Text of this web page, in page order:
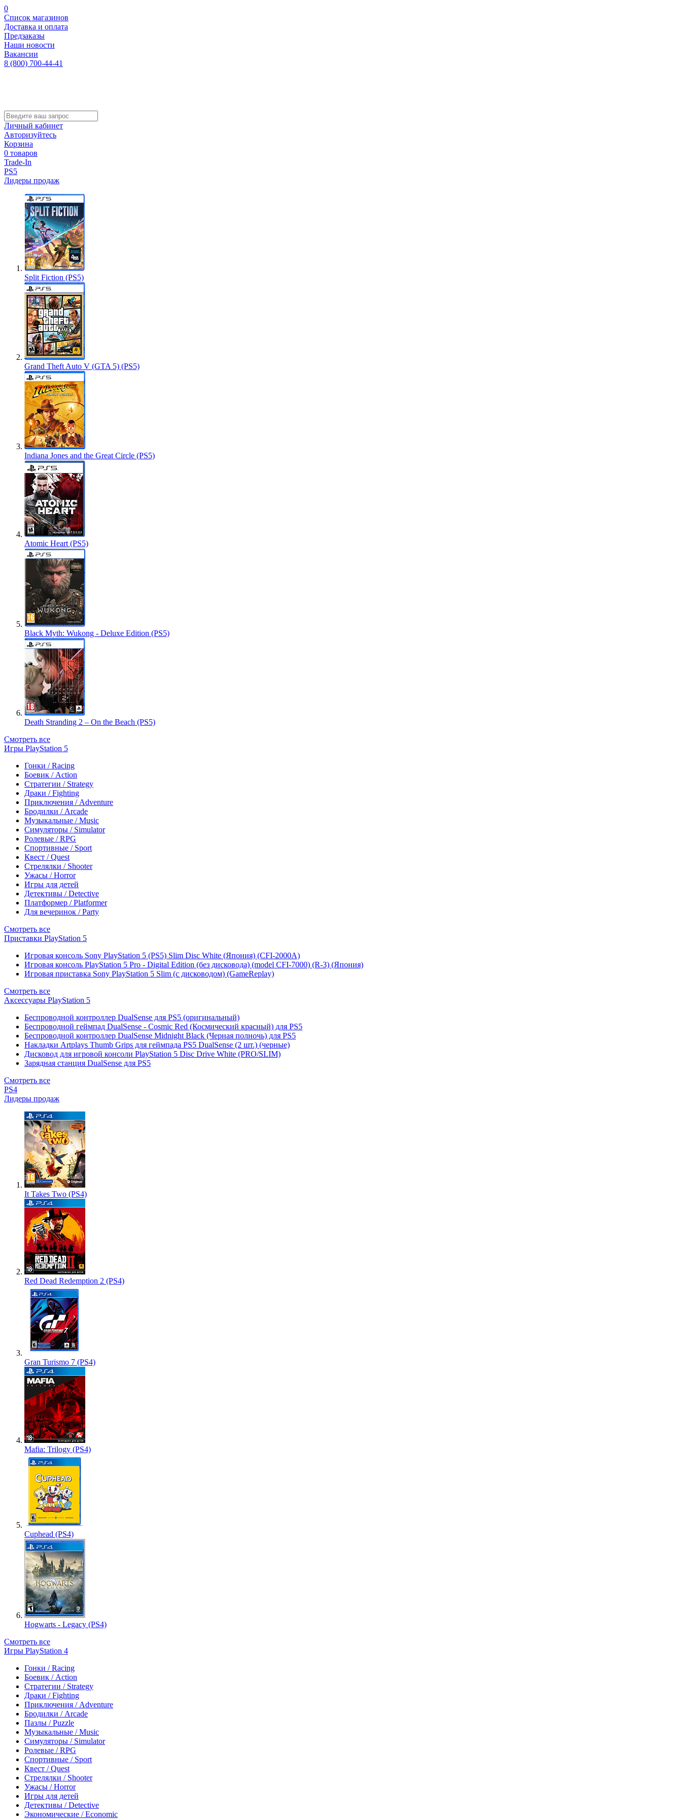
0
Список магазинов
Доставка и оплата
Предзаказы
Наши новости
Вакансии
8 (800) 700-44-41
Личный кабинет
Авторизуйтесь
Корзина
0 товаров
Trade-In
PS5
Лидеры продаж
Split Fiction (PS5)
Grand Theft Auto V (GTA 5) (PS5)
Indiana Jones and the Great Circle (PS5)
Atomic Heart (PS5)
Black Myth: Wukong - Deluxe Edition (PS5)
Death Stranding 2 – On the Beach (PS5)
Смотреть все
Игры PlayStation 5
Гонки / Racing
Боевик / Action
Стратегии / Strategy
Драки / Fighting
Приключения / Adventure
Бродилки / Arcade
Музыкальные / Music
Симуляторы / Simulator
Ролевые / RPG
Спортивные / Sport
Квест / Quest
Стрелялки / Shooter
Ужасы / Horror
Игры для детей
Детективы / Detective
Платформер / Platformer
Для вечеринок / Party
Смотреть все
Приставки PlayStation 5
Игровая консоль Sony PlayStation 5 (PS5) Slim Disc White (Япония) (CFI-2000A)
Игровая консоль PlayStation 5 Pro - Digital Edition (без дисковода) (model CFI-7000) (R-3) (Япония)
Игровая приставка Sony PlayStation 5 Slim (с дисководом) (GameReplay)
Смотреть все
Аксессуары PlayStation 5
Беспроводной контроллер DualSense для PS5 (оригинальный)
Беспроводной геймпад DualSense - Cosmic Red (Космический красный) для PS5
Беспроводной контроллер DualSense Midnight Black (Черная полночь) для PS5
Накладки Artplays Thumb Grips для геймпада PS5 DualSense (2 шт.) (черные)
Дисковод для игровой консоли PlayStation 5 Disc Drive White (PRO/SLIM)
Зарядная станция DualSense для PS5
Смотреть все
PS4
Лидеры продаж
It Takes Two (PS4)
Red Dead Redemption 2 (PS4)
Gran Turismo 7 (PS4)
Mafia: Trilogy (PS4)
Cuphead (PS4)
Hogwarts - Legacy (PS4)
Смотреть все
Игры PlayStation 4
Гонки / Racing
Боевик / Action
Стратегии / Strategy
Драки / Fighting
Приключения / Adventure
Бродилки / Arcade
Пазлы / Puzzle
Музыкальные / Music
Симуляторы / Simulator
Ролевые / RPG
Спортивные / Sport
Квест / Quest
Стрелялки / Shooter
Ужасы / Horror
Игры для детей
Детективы / Detective
Экономические / Economic